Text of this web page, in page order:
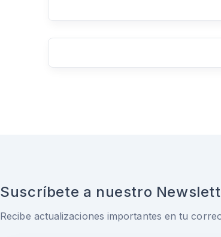
Suscríbete a nuestro
Recibe actualizaciones importantes en tu